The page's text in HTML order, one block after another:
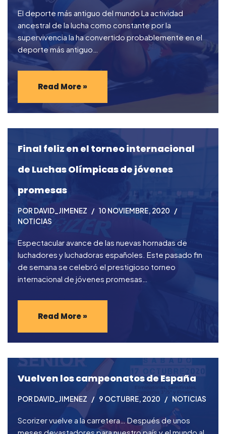
El deporte más antiguo del mundo La actividad
ancestral de la lucha como constante por la
supervivencia la ha convertido probablemente en el
deporte más antiguo…
Read More »
Final feliz en el torneo internacional
de Luchas Olímpicas de jóvenes
promesas
POR DAVID_JIMENEZ
10 NOVIEMBRE, 2020
NOTICIAS
Espectacular avance de las nuevas hornadas de
luchadores y luchadoras españoles. Este pasado fin
de semana se celebró el prestigioso torneo
internacional de jóvenes promesas…
Read More »
Vuelven los campeonatos de España
POR DAVID_JIMENEZ 9 OCTUBRE, 2020 NOTICIAS
Scorizer vuelve a la carretera… Después de unos